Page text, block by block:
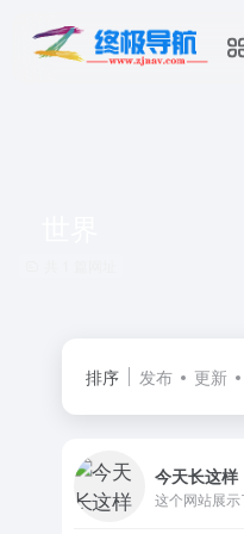
排序 发布 更新
今天长这样